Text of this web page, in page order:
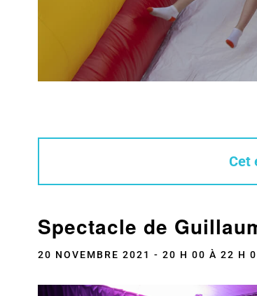
Cet
Spectacle de
20 NOVEMBRE 2021 - 20 H 00 À 22 H